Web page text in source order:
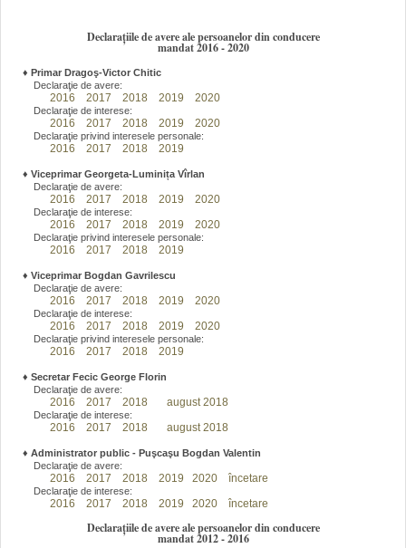
Declarațiile de avere ale persoanelor din conducere
mandat 2016 - 2020
♦ Primar Dragoş-Victor Chitic
Declaraţie de avere:
2016 2017 2018 2019 2020
Declaraţie de interese:
2016 2017 2018 2019 2020
Declaraţie privind interesele personale:
2016 2017 2018 2019
♦ Viceprimar Georgeta-Luminița Vîrlan
Declaraţie de avere:
2016 2017 2018 2019 2020
Declaraţie de interese:
2016 2017 2018 2019 2020
Declaraţie privind interesele personale:
2016 2017 2018 2019
♦ Viceprimar Bogdan Gavrilescu
Declaraţie de avere:
2016 2017 2018 2019 2020
Declaraţie de interese:
2016 2017 2018 2019 2020
Declaraţie privind interesele personale:
2016 2017 2018 2019
♦ Secretar Fecic George Florin
Declaraţie de avere:
2016 2017 2018 august 2018
Declaraţie de interese:
2016 2017 2018 august 2018
♦ Administrator public - Puşcaşu Bogdan Valentin
Declaraţie de avere:
2016 2017 2018 2019 2020 încetare
Declaraţie de interese:
2016 2017 2018 2019 2020 încetare
Declarațiile de avere ale persoanelor din conducere
mandat 2012 - 2016